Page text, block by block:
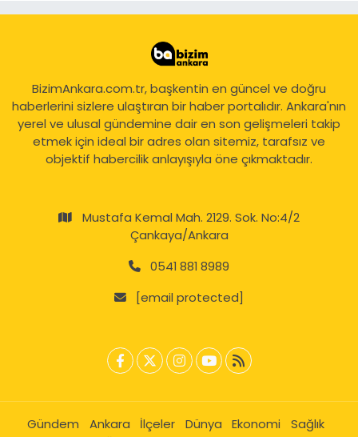
BizimAnkara.com.tr, başkentin en güncel ve doğru
haberlerini sizlere ulaştıran bir haber portalıdır. Ankara'nın
yerel ve ulusal gündemine dair en son gelişmeleri takip
etmek için ideal bir adres olan sitemiz, tarafsız ve
objektif habercilik anlayışıyla öne çıkmaktadır.
Mustafa Kemal Mah. 2129. Sok. No:4/2
Çankaya/Ankara
0541 881 8989
[email protected]
Gündem Ankara İlçeler Dünya Ekonomi
Sağlık